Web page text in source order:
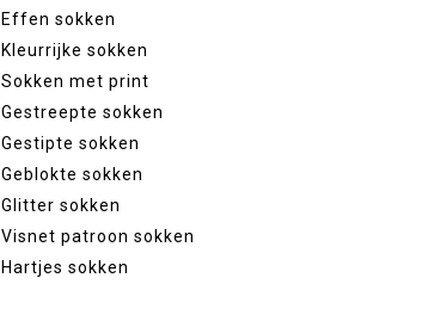
Effen sokken
Kleurrijke sokken
Sokken met print
Gestreepte sokken
Gestipte sokken
Geblokte sokken
Glitter sokken
Visnet patroon sokken
Hartjes sokken